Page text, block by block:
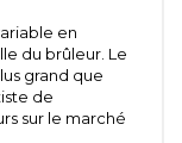
en
du brûleur. Le
grand que
de
sur le marché